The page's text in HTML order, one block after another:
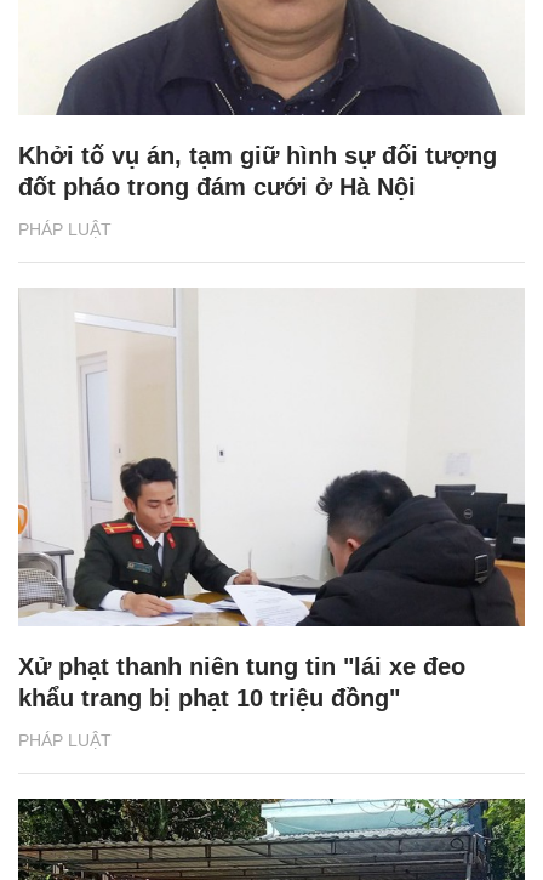
PHÁP LUẬT
Khởi tố vụ án, tạm giữ hình sự đối tượng
đốt pháo trong đám cưới ở Hà Nội
PHÁP LUẬT
Xử phạt thanh niên tung tin "lái xe đeo
khẩu trang bị phạt 10 triệu đồng"